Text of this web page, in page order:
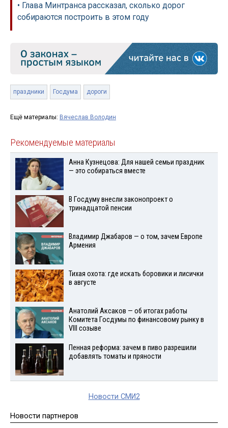
• Глава Минтранса рассказал, сколько дорог
собираются построить в этом году
праздники Госдума дороги
Ещё материалы: Вячеслав Володин
Рекомендуемые материалы
Анна Кузнецова: Для нашей семьи праздник
— это собираться вместе
В Госдуму внесли законопроект о
тринадцатой пенсии
Владимир Джабаров — о том, зачем Европе
Армения
Тихая охота: где искать боровики и лисички
в августе
Анатолий Аксаков — об итогах работы
Комитета Госдумы по финансовому рынку в
VIII созыве
Пенная реформа: зачем в пиво разрешили
добавлять томаты и пряности
Новости СМИ2
Новости партнеров